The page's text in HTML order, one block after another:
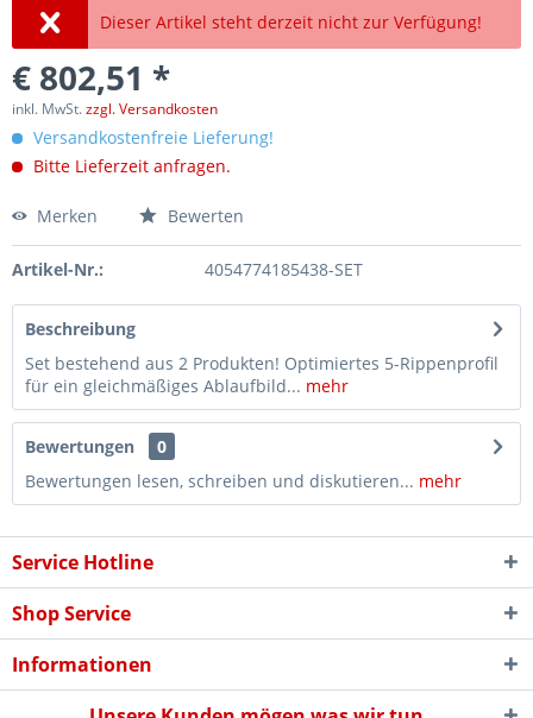
Dieser Artikel steht derzeit nicht zur Verfügung!
€ 802,51 *
inkl. MwSt.zzgl. Versandkosten
Versandkostenfreie Lieferung!
Bitte Lieferzeit anfragen.
Merken Bewerten
Artikel-Nr.: 4054774185438-SET
Beschreibung
Set bestehend aus 2 Produkten! Optimiertes 5-Rippenprofil
für ein gleichmäßiges Ablaufbild... mehr
Bewertungen
0
Bewertungen lesen, schreiben und diskutieren... mehr
Service Hotline
Shop Service
Informationen